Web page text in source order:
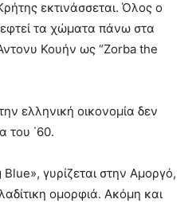
εκτινάσσεται. Όλος ο
τα χώματα πάνω στα
Κουήν ως “Zorba the
ελληνική οικονομία δεν
του ΄60.
γυρίζεται στην Αμοργό,
ομορφιά. Ακόμη και